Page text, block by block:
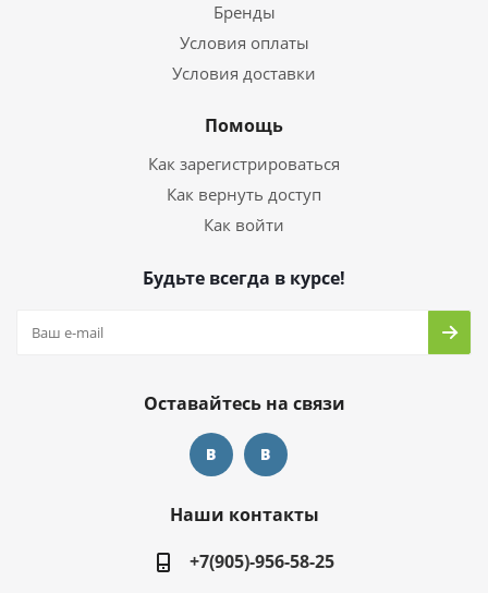
Бренды
Условия оплаты
Условия доставки
Помощь
Как зарегистрироваться
Как вернуть доступ
Как войти
Будьте всегда в курсе!
Оставайтесь на связи
Наши контакты
+7(905)-956-58-25